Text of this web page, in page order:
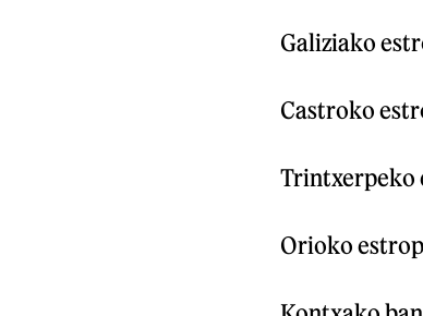
Galiziako
Castroko
Trintxerpeko
Orioko